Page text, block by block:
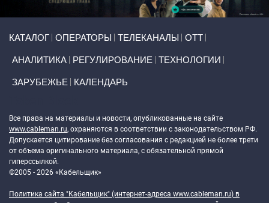
КАТАЛОГ ОПЕРАТОРЫ ТЕЛЕКАНАЛЫ ОТТ
АНАЛИТИКА РЕГУЛИРОВАНИЕ ТЕХНОЛОГИИ
ЗАРУБЕЖЬЕ КАЛЕНДАРЬ
Все права на материалы и новости, опубликованные на сайте
www.cableman.ru, охраняются в соответствии с законодательством РФ.
Допускается цитирование без согласования с редакцией не более трети
от объема оригинального материала, с обязательной прямой
гиперссылкой.
©2005 - 2026 «Кабельщик»
Политика сайта "Кабельщик" (интернет-адреса www.cableman.ru) в